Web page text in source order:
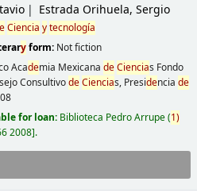
Estrada Orihuela, Sergio
Ciencia ytecnología
yform: Not fiction
Academia Mexicana deCiencias Fondo
ConsultivodeCiencias, Presidencia de
for loan: Biblioteca Pedro Arrupe(1)
2008 .